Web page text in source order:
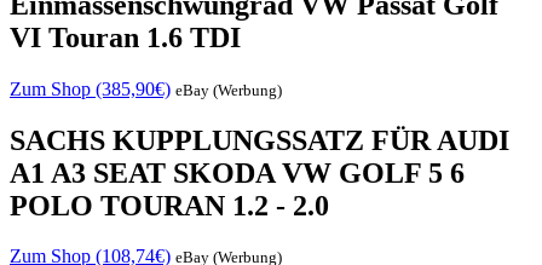
VI Touran 1.6 TDI
Zum Shop (385,90€) eBay (Werbung)
SACHS KUPPLUNGSSATZ FÜR AUDI
A1 A3 SEAT SKODA VW GOLF 5 6
POLO TOURAN 1.2 - 2.0
Zum Shop (108,74€) eBay (Werbung)